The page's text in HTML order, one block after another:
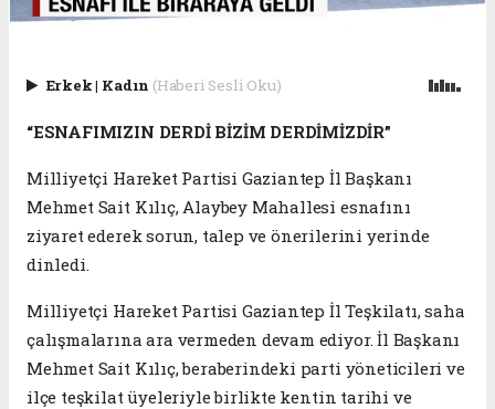
Erkek| Kadın (Haberi Sesli Oku)
“ESNAFIMIZIN DERDİ BİZİM DERDİMİZDİR”
Milliyetçi Hareket Partisi Gaziantep İl Başkanı
Mehmet Sait Kılıç, Alaybey Mahallesi esnafını
ziyaret ederek sorun, talep ve önerilerini yerinde
dinledi.
Milliyetçi Hareket Partisi Gaziantep İl Teşkilatı, saha
çalışmalarına ara vermeden devam ediyor. İl Başkanı
Mehmet Sait Kılıç, beraberindeki parti yöneticileri ve
ilçe teşkilat üyeleriyle birlikte kentin tarihi ve